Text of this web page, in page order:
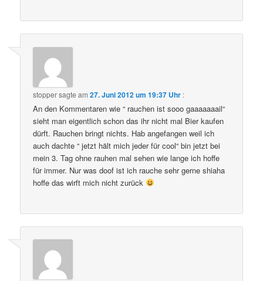
stoppersagte am27. Juni 2012 um 19:37 Uhr :
An den Kommentaren wie “ rauchen ist sooo gaaaaaaail“
sieht man eigentlich schon das ihr nicht mal Bier kaufen
dürft. Rauchen bringt nichts. Hab angefangen weil ich
auch dachte “ jetzt hält mich jeder für cool“ bin jetzt bei
mein 3. Tag ohne rauhen mal sehen wie lange ich hoffe
für immer. Nur was doof ist ich rauche sehr gerne shiaha
hoffe das wirft mich nicht zurück